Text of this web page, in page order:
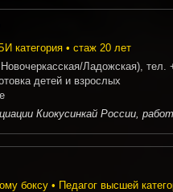
категория • стаж 20 лет
Ладожская), тел.
детей и взрослых
Киокусинкай России,
боксу • Педагог высшей